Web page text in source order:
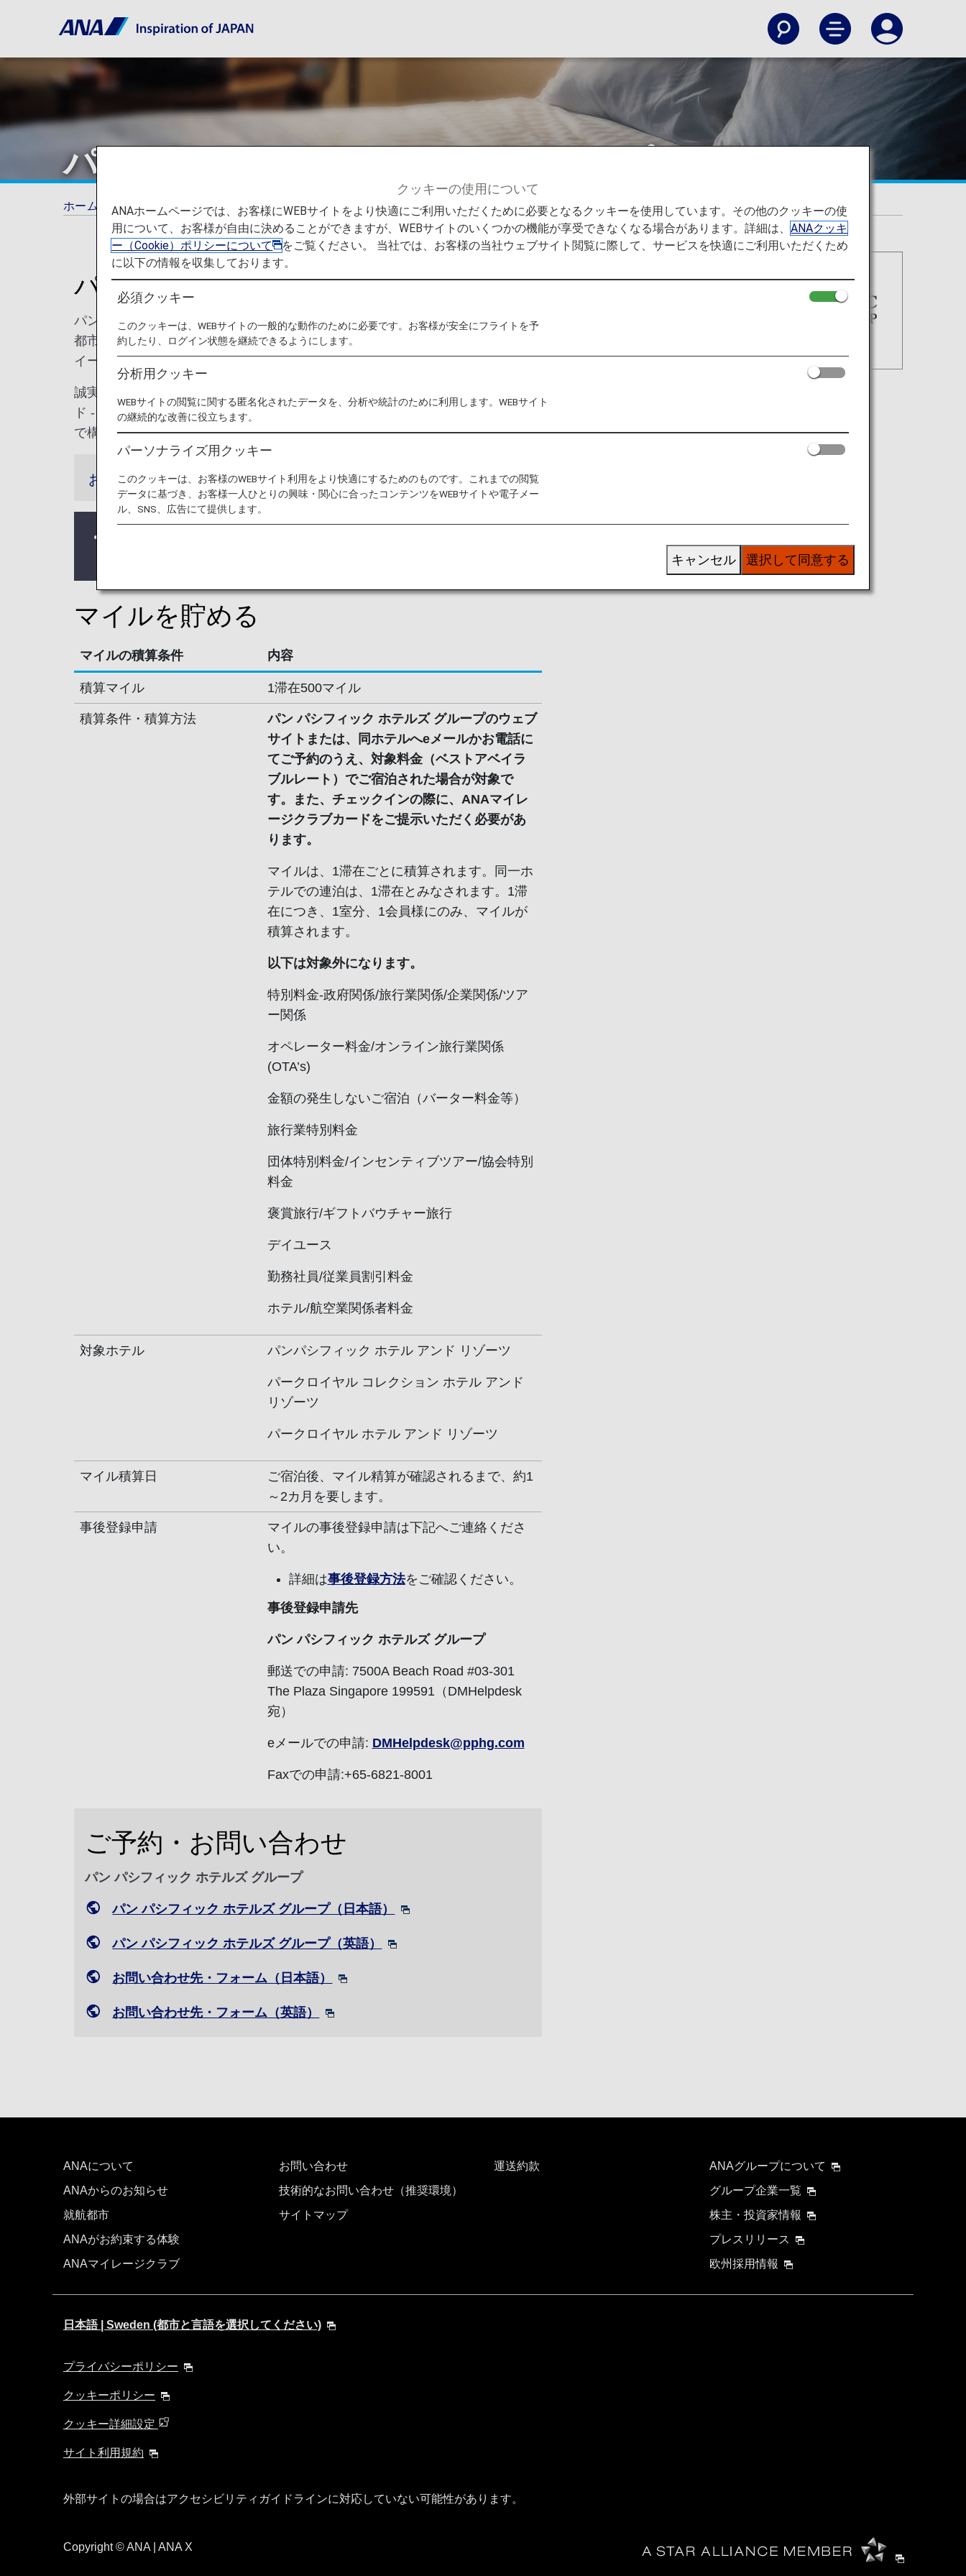
パン パシフィック ホテルズ グループ
ホーム ANAマイレージクラブ 提携ホテル パン パシフィック ホテルズ グループ
パン パシフィック ホテルズ グループ
パン パシフィック ホテルズ グループは、アジア太平洋、ヨーロッパ、北米の29
都市で、開発中の施設も含めて、およそ50カ所のホテル、リゾート、サービスス
イートを所有、管理、運営しています。
誠実さをモットーとするパン パシフィック ホテルズ グループは、3つのブラン
ド - パン パシフィック、パークロイヤル コレクション、そしてパークロイヤル
で構成されています。
お知らせ
マイルを貯める
マイルの積算条件 内容
積算マイル 1滞在500マイル
積算条件・積算方法
パン パシフィック ホテルズ グループのウェブ
サイトまたは、同ホテルへeメールかお電話に
てご予約のうえ、対象料金（ベストアベイラ
ブルレート）でご宿泊された場合が対象で
す。また、チェックインの際に、ANAマイレ
ージクラブカードをご提示いただく必要があ
ります。
マイルは、1滞在ごとに積算されます。同一ホ
テルでの連泊は、1滞在とみなされます。1滞
在につき、1室分、1会員様にのみ、マイルが
積算されます。
以下は対象外になります。
特別料金-政府関係/旅行業関係/企業関係/ツア
ー関係
オペレーター料金/オンライン旅行業関係
(OTA’s)
金額の発生しないご宿泊（バーター料金等）
旅行業特別料金
団体特別料金/インセンティブツアー/協会特別
料金
褒賞旅行/ギフトバウチャー旅行
デイユース
勤務社員/従業員割引料金
ホテル/航空業関係者料金
対象ホテル パンパシフィック ホテル アンド リゾーツ
パークロイヤル コレクション ホテル アンド
リゾーツ
パークロイヤル ホテル アンド リゾーツ
マイル積算日
ご宿泊後、マイル精算が確認されるまで、約1
～2カ月を要します。
事後登録申請
マイルの事後登録申請は下記へご連絡くださ
い。
詳細は事後登録方法をご確認ください。
事後登録申請先
パン パシフィック ホテルズ グループ
郵送での申請: 7500A Beach Road #03-301
The Plaza Singapore 199591（DMHelpdesk
宛）
eメールでの申請: DMHelpdesk@pphg.com
Faxでの申請:+65-6821-8001
ご予約・お問い合わせ
パン パシフィック ホテルズ グループ
パン パシフィック ホテルズ グループ（日本語）
パン パシフィック ホテルズ グループ（英語）
お問い合わせ先・フォーム（日本語）
お問い合わせ先・フォーム（英語）
ANAについて
ANAからのお知らせ
就航都市
ANAがお約束する体験
ANAマイレージクラブ
お問い合わせ
技術的なお問い合わせ（推奨環境）
サイトマップ
運送約款
ANAグループについて
グループ企業一覧
株主・投資家情報
プレスリリース
欧州採用情報
日本語 | Sweden (都市と言語を選択してください)
プライバシーポリシー
クッキーポリシー
クッキー詳細設定
サイト利用規約
外部サイトの場合はアクセシビリティガイドラインに対応していない可能性があります。
Copyright© ANA | ANA X
クッキーの使用について
ANAホームページでは、お客様にWEBサイトをより快適にご利用いただくために必要となるクッキーを使用しています。その他のクッキーの使
用について、お客様が自由に決めることができますが、WEBサイトのいくつかの機能が享受できなくなる場合があります。詳細は、ANAクッキ
ー（Cookie）ポリシーについて
をご覧ください。 当社では、お客様の当社ウェブサイト閲覧に際して、サービスを快適にご利用いただくため
に以下の情報を収集しております。
必須クッキー
このクッキーは、WEBサイトの一般的な動作のために必要です。お客様が安全にフライトを予
約したり、ログイン状態を継続できるようにします。
分析用クッキー
WEBサイトの閲覧に関する匿名化されたデータを、分析や統計のために利用します。WEBサイト
の継続的な改善に役立ちます。
パーソナライズ用クッキー
このクッキーは、お客様のWEBサイト利用をより快適にするためのものです。これまでの閲覧
データに基づき、お客様一人ひとりの興味・関心に合ったコンテンツをWEBサイトや電子メー
ル、SNS、広告にて提供します。
選択して同意する
キャンセル